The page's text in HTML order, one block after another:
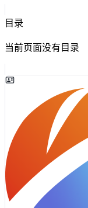
目录
当前页面没有目录